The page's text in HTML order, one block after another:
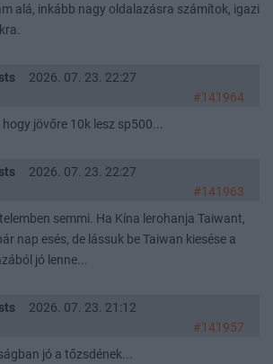
alá, inkább nagy oldalazásra számítok, igazi
2026. 07. 23. 22:27
#141964
jövőre 10k lesz sp500...
2026. 07. 23. 22:27
#141963
semmi. Ha Kína lerohanja Taiwant,
nap esés, de lássuk be Taiwan kiesése a
jó lenne...
2026. 07. 23. 21:12
#141957
jó a tőzsdének...